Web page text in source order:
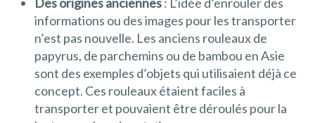
informations ou des images pour les transporter
n’est pas nouvelle. Les anciens rouleaux de
papyrus, de parchemins ou de bambou en Asie
sont des exemples d’objets qui utilisaient déjà ce
concept. Ces rouleaux étaient faciles à
transporter et pouvaient être déroulés pour la